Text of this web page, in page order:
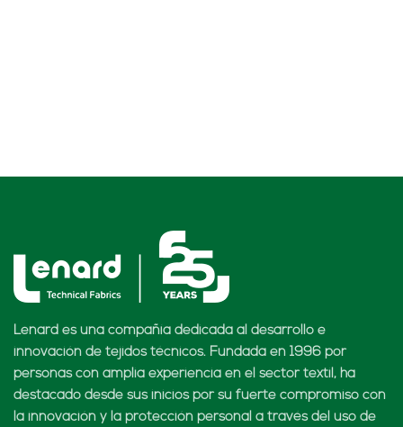
Lenard es una compañía dedicada al desarrollo e
innovación de tejidos técnicos. Fundada en 1996 por
personas con amplia experiencia en el sector textil, ha
destacado desde sus inicios por su fuerte compromiso con
la innovación y la protección personal a través del uso de